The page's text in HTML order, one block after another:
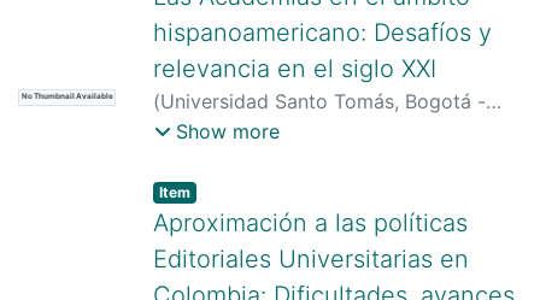
No Thumbnail Available
hispanoamericano: Desafíos y
relevancia en el siglo XXI
(Universidad Santo Tomás, Bogotá -
Colombia)Aparicio-Gómez, Oscar-
Show more
Item type:
Item,
Aproximación a las políticas
Editoriales Universitarias en